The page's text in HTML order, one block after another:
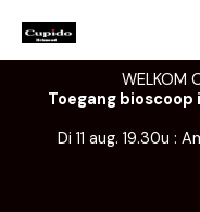
naar
de
WELKOM
Toegang bioscoop
Di 11 aug. 19.30u :